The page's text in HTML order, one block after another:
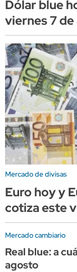
Dólar blue
viernes 7
Mercado de divisas
Euro hoy y
cotiza este
Mercado cambiario
Real blue: a
agosto